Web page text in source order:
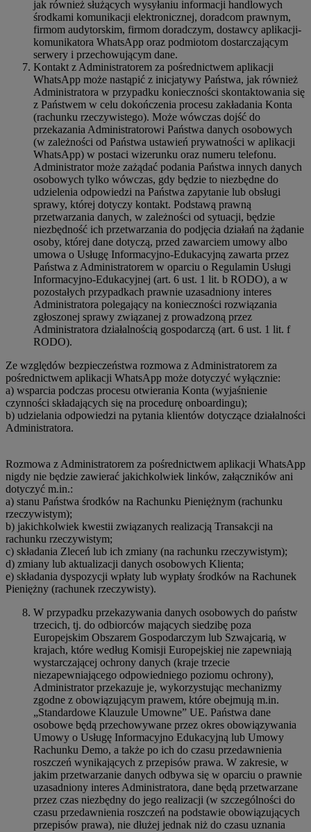
jak również służących wysyłaniu informacji handlowych
środkami komunikacji elektronicznej, doradcom prawnym,
firmom audytorskim, firmom doradczym, dostawcy aplikacji-
komunikatora WhatsApp oraz podmiotom dostarczającym
serwery i przechowującym dane.
Kontakt z Administratorem za pośrednictwem aplikacji
WhatsApp może nastąpić z inicjatywy Państwa, jak również
Administratora w przypadku konieczności skontaktowania się
z Państwem w celu dokończenia procesu zakładania Konta
(rachunku rzeczywistego). Może wówczas dojść do
przekazania Administratorowi Państwa danych osobowych
(w zależności od Państwa ustawień prywatności w aplikacji
WhatsApp) w postaci wizerunku oraz numeru telefonu.
Administrator może zażądać podania Państwa innych danych
osobowych tylko wówczas, gdy będzie to niezbędne do
udzielenia odpowiedzi na Państwa zapytanie lub obsługi
sprawy, której dotyczy kontakt. Podstawą prawną
przetwarzania danych, w zależności od sytuacji, będzie
niezbędność ich przetwarzania do podjęcia działań na żądanie
osoby, której dane dotyczą, przed zawarciem umowy albo
umowa o Usługę Informacyjno-Edukacyjną zawarta przez
Państwa z Administratorem w oparciu o Regulamin Usługi
Informacyjno-Edukacyjnej (art. 6 ust. 1 lit. b RODO), a w
pozostałych przypadkach prawnie uzasadniony interes
Administratora polegający na konieczności rozwiązania
zgłoszonej sprawy związanej z prowadzoną przez
Administratora działalnością gospodarczą (art. 6 ust. 1 lit. f
RODO).
Ze względów bezpieczeństwa rozmowa z Administratorem za
pośrednictwem aplikacji WhatsApp może dotyczyć wyłącznie:
a) wsparcia podczas procesu otwierania Konta (wyjaśnienie
czynności składających się na procedurę onboardingu);
b) udzielania odpowiedzi na pytania klientów dotyczące działalności
Administratora.
Rozmowa z Administratorem za pośrednictwem aplikacji WhatsApp
nigdy nie będzie zawierać jakichkolwiek linków, załączników ani
dotyczyć m.in.:
a) stanu Państwa środków na Rachunku Pieniężnym (rachunku
rzeczywistym);
b) jakichkolwiek kwestii związanych realizacją Transakcji na
rachunku rzeczywistym;
c) składania Zleceń lub ich zmiany (na rachunku rzeczywistym);
d) zmiany lub aktualizacji danych osobowych Klienta;
e) składania dyspozycji wpłaty lub wypłaty środków na Rachunek
Pieniężny (rachunek rzeczywisty).
W przypadku przekazywania danych osobowych do państw
trzecich, tj. do odbiorców mających siedzibę poza
Europejskim Obszarem Gospodarczym lub Szwajcarią, w
krajach, które według Komisji Europejskiej nie zapewniają
wystarczającej ochrony danych (kraje trzecie
niezapewniającego odpowiedniego poziomu ochrony),
Administrator przekazuje je, wykorzystując mechanizmy
zgodne z obowiązującym prawem, które obejmują m.in.
„Standardowe Klauzule Umowne” UE. Państwa dane
osobowe będą przechowywane przez okres obowiązywania
Umowy o Usługę Informacyjno Edukacyjną lub Umowy
Rachunku Demo, a także po ich do czasu przedawnienia
roszczeń wynikających z przepisów prawa. W zakresie, w
jakim przetwarzanie danych odbywa się w oparciu o prawnie
uzasadniony interes Administratora, dane będą przetwarzane
przez czas niezbędny do jego realizacji (w szczególności do
czasu przedawnienia roszczeń na podstawie obowiązujących
przepisów prawa), nie dłużej jednak niż do czasu uznania